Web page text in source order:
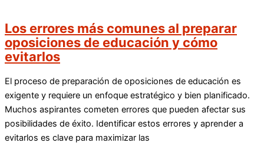
Los errores más comunes al preparar
oposiciones de educación y cómo
evitarlos
El proceso de preparación de oposiciones de educación es
exigente y requiere un enfoque estratégico y bien planificado.
Muchos aspirantes cometen errores que pueden afectar sus
posibilidades de éxito. Identificar estos errores y aprender a
evitarlos es clave para maximizar las